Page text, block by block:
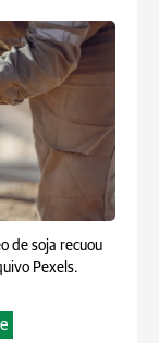
de soja recuou
Pexels.